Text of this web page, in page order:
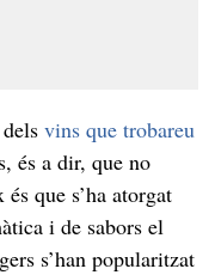
vins que trobareu
és a dir, que no
que s’ha atorgat
i de sabors el
s’han popularitzat